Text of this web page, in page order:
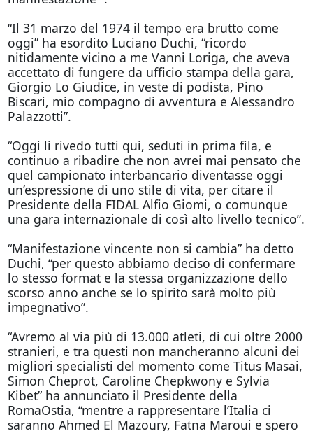
“Il 31 marzo del 1974 il tempo era brutto come
oggi” ha esordito Luciano Duchi, “ricordo
nitidamente vicino a me Vanni Loriga, che aveva
accettato di fungere da ufficio stampa della gara,
Giorgio Lo Giudice, in veste di podista, Pino
Biscari, mio compagno di avventura e Alessandro
Palazzotti”.
“Oggi li rivedo tutti qui, seduti in prima fila, e
continuo a ribadire che non avrei mai pensato che
quel campionato interbancario diventasse oggi
un’espressione di uno stile di vita, per citare il
Presidente della FIDAL Alfio Giomi, o comunque
una gara internazionale di così alto livello tecnico”.
“Manifestazione vincente non si cambia” ha detto
Duchi, “per questo abbiamo deciso di confermare
lo stesso format e la stessa organizzazione dello
scorso anno anche se lo spirito sarà molto più
impegnativo”.
“Avremo al via più di 13.000 atleti, di cui oltre 2000
stranieri, e tra questi non mancheranno alcuni dei
migliori specialisti del momento come Titus Masai,
Simon Cheprot, Caroline Chepkwony e Sylvia
Kibet” ha annunciato il Presidente della
RomaOstia, “mentre a rappresentare l’Italia ci
saranno Ahmed El Mazoury, Fatna Maroui e spero